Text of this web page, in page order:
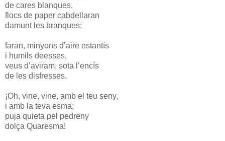
de cares blanques,
flocs de paper cabdellaran
damunt les branques;
faran, minyons d’aire estantís
i humils deesses,
veus d’aviram, sota l’encís
de les disfresses.
¡Oh, vine, vine, amb el teu seny,
i amb la teva esma;
puja quieta pel pedreny
dolça Quaresma!